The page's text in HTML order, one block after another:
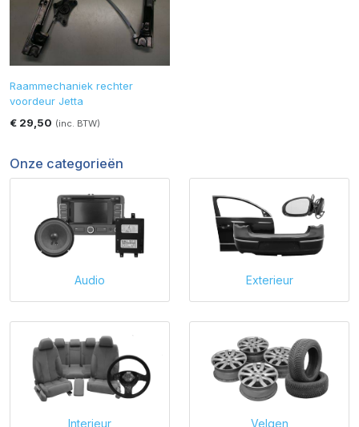
Raammechaniek rechter
voordeur Jetta
€ 29,50 (inc. BTW)
Onze categorieën
Audio Exterieur
Interieur Velgen